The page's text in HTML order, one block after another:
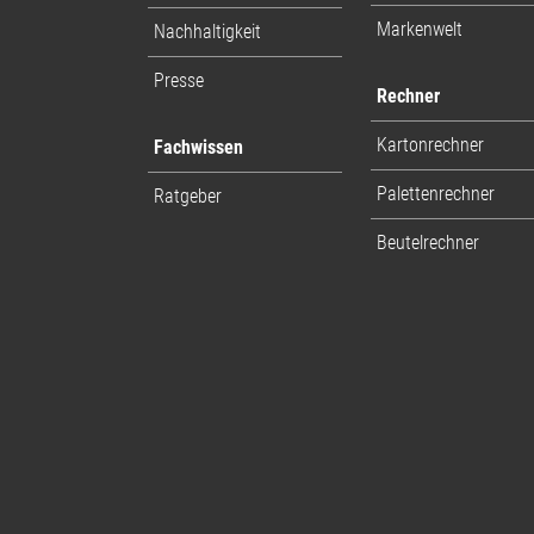
Nachhaltigkeit
Presse
Fachwissen
Ratgeber
Markenwelt
Rechner
Kartonrechner
Palettenrechner
Beutelrechner